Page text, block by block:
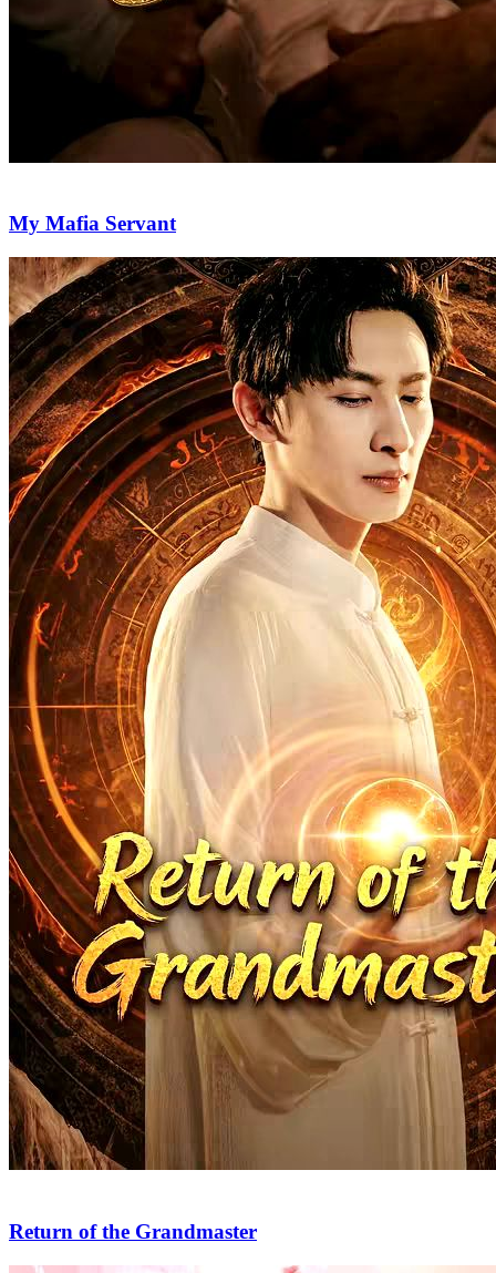
My Mafia Servant
Return of the Grandmaster